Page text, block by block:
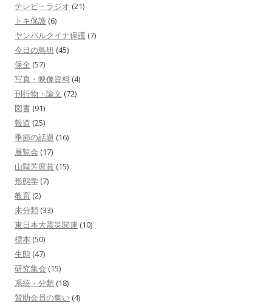
テレビ・ラジオ (21)
トキ保護 (6)
ヤンバルクイナ保護 (7)
今日の鳥研 (45)
保全 (57)
写真・映像資料 (4)
刊行物・論文 (72)
図書 (91)
報道 (25)
季節の話題 (16)
展覧会 (17)
山階芳麿賞 (15)
形態学 (7)
教育 (2)
未分類 (33)
東日本大震災関連 (10)
標本 (50)
生態 (47)
研究集会 (15)
系統・分類 (18)
賛助会員の集い (4)